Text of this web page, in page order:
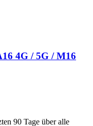
4G / 5G / M16
90 Tage über alle